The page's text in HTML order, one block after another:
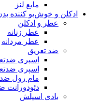
مایع لنز
ادکلن و خوش‌بو کننده
عطر و ادکلن
عطر زنانه
عطر مردانه
ضد تعریق
اسپری
اسپری
مام رول ضد
دئودورانت
بادی اسپلش